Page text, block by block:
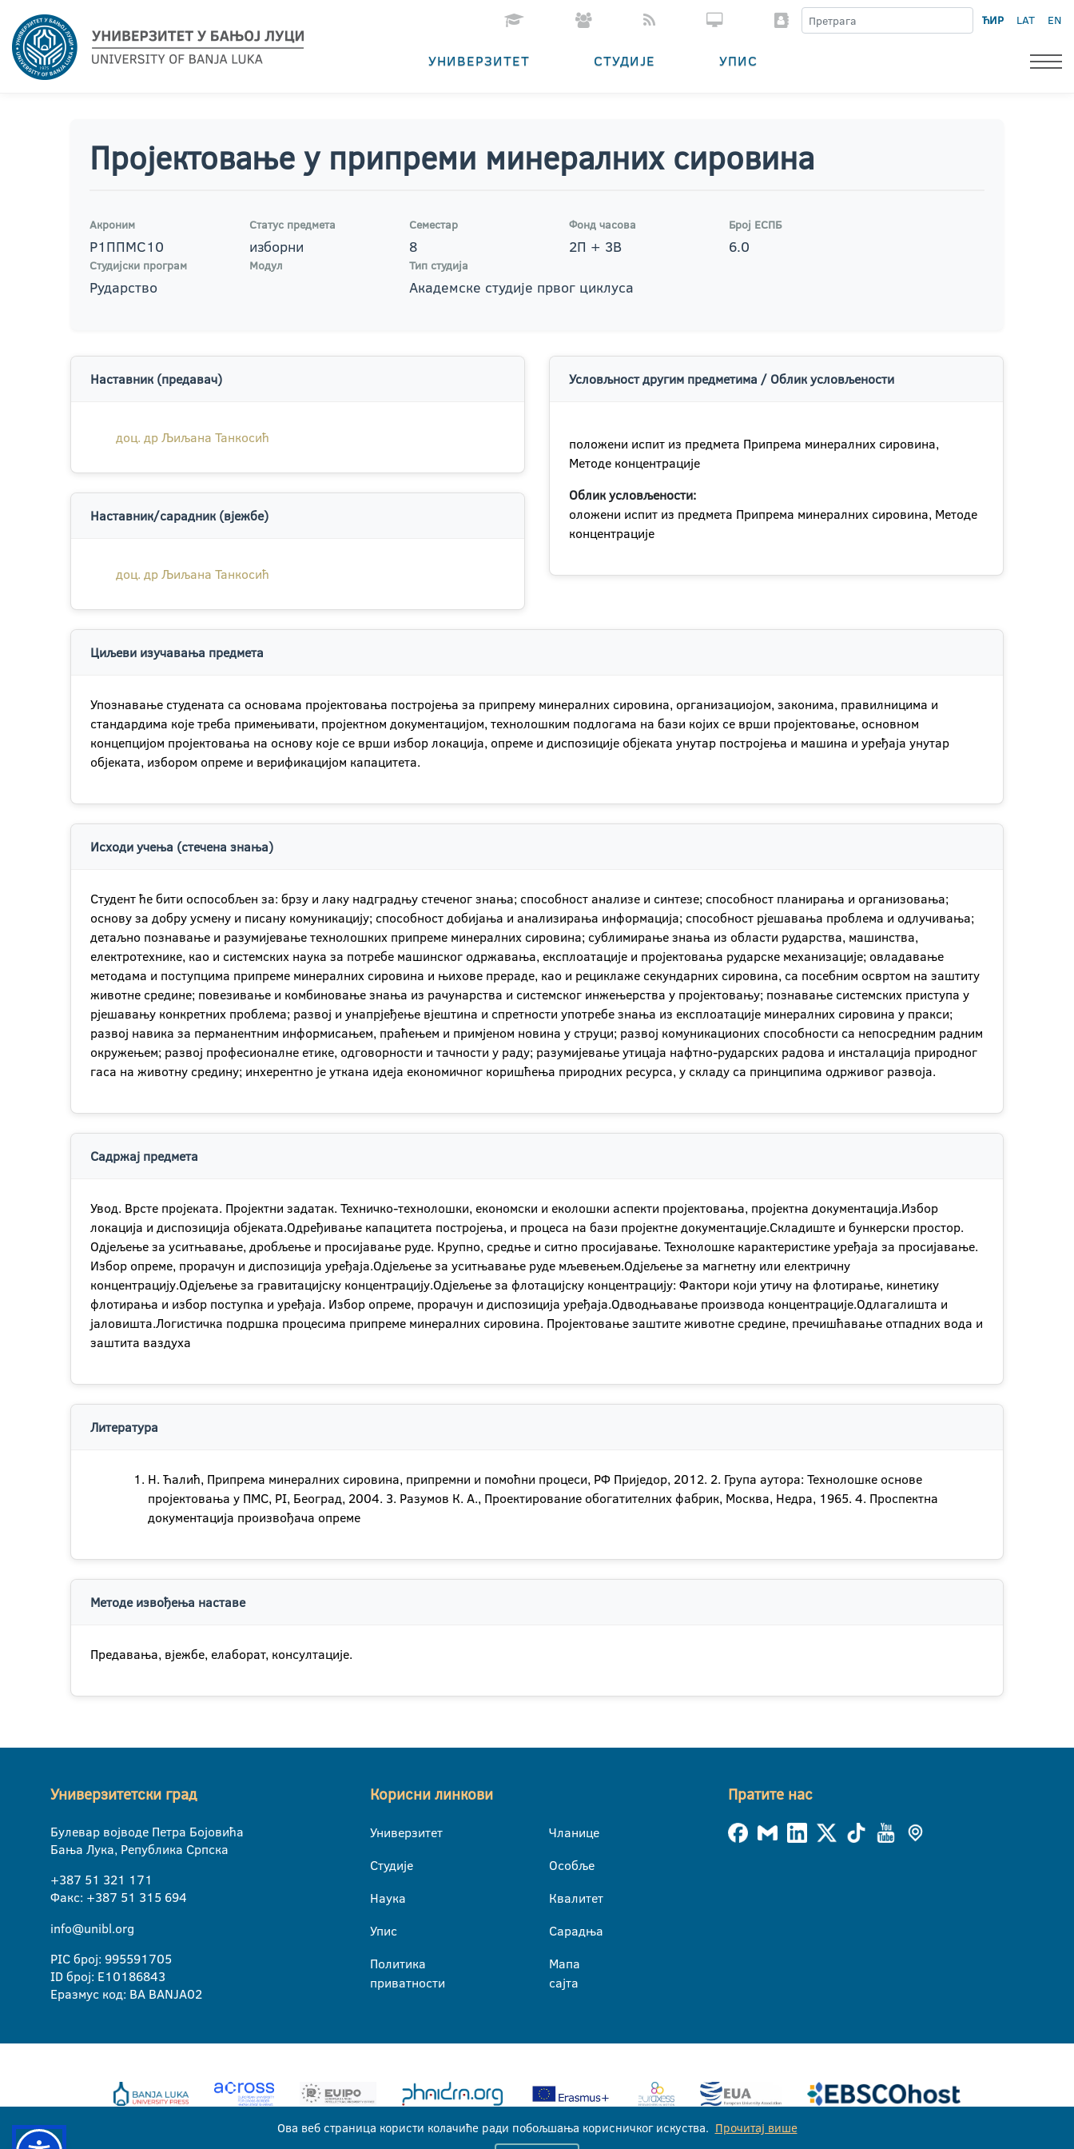
ЋИР LAT EN
УНИВЕРЗИТЕТ СТУДИЈЕ УПИС
Пројектовање у припреми минералних сировина
Акроним
Р1ППМС10
Статус предмета
изборни
Семестар
8
Фонд часова
2П + 3В
Број ЕСПБ
6.0
Студијски програм
Рударство
Модул Тип студија
Академске студије првог циклуса
Наставник (предавач)
доц. др Љиљана Танкосић
Наставник/сарадник (вјежбе)
доц. др Љиљана Танкосић
Условљност другим предметима / Облик условљености
положени испит из предмета Припрема минералних сировина,
Методе концентрације
Облик условљености:
оложени испит из предмета Припрема минералних сировина, Методе
концентрације
Циљеви изучавања предмета
Упознавање студената са основама пројектовања постројења за припрему минералних сировина, организациојом, законима, правилницима и
стандардима које треба примењивати, пројектном документацијом, технолошким подлогама на бази којих се врши пројектовање, основном
концепцијом пројектовања на основу које се врши избор локација, опреме и диспозиције објеката унутар постројења и машина и уређаја унутар
објеката, избором опреме и верификацијом капацитета.
Исходи учења (стечена знања)
Студент ће бити оспособљен за: брзу и лаку надградњу стеченог знања; способност анализе и синтезе; способност планирања и организовања;
основу за добру усмену и писану комуникацију; способност добијања и анализирања информација; способност рјешавања проблема и одлучивања;
детаљно познавање и разумијевање технолошких припреме минералних сировина; сублимирање знања из области рударства, машинства,
електротехнике, као и системских наука за потребе машинског одржавања, експлоатације и пројектовања рударске механизације; овладавање
методама и поступцима припреме минералних сировина и њихове прераде, као и рециклаже секундарних сировина, са посебним освртом на заштиту
животне средине; повезивање и комбиновање знања из рачунарства и системског инжењерства у пројектовању; познавање системских приступа у
рјешавању конкретних проблема; развој и унапрјеђење вјештина и спретности употребе знања из експлоатације минералних сировина у пракси;
развој навика за перманентним информисањем, праћењем и примјеном новина у струци; развој комуникационих способности са непосредним радним
окружењем; развој професионалне етике, одговорности и тачности у раду; разумијевање утицаја нафтно-рударских радова и инсталација природног
гаса на животну средину; инхерентно је уткана идеја економичног коришћења природних ресурса, у складу са принципима одрживог развоја.
Садржај предмета
Увод. Врсте пројеката. Пројектни задатак. Техничко-технолошки, економски и еколошки аспекти пројектовања, пројектна документација.Избор
локација и диспозиција објеката.Одређивање капацитета постројења, и процеса на бази пројектне документације.Складиште и бункерски простор.
Одјељење за уситњавање, дробљење и просијавање руде. Крупно, средње и ситно просијавање. Технолошке карактеристике уређаја за просијавање.
Избор опреме, прорачун и диспозиција уређаја.Одјељење за уситњавање руде мљевењем.Одјељење за магнетну или електричну
концентрацију.Одјељење за гравитацијску концентрацију.Одјељење за флотацијску концентрацију: Фактори који утичу на флотирање, кинетику
флотирања и избор поступка и уређаја. Избор опреме, прорачун и диспозиција уређаја.Одводњавање производа концентрације.Одлагалишта и
јаловишта.Логистичка подршка процесима припреме минералних сировина. Пројектовање заштите животне средине, пречишћавање отпадних вода и
заштита ваздуха
Литература
Н. Ћалић, Припрема минералних сировина, припремни и помоћни процеси, РФ Приједор, 2012. 2. Група аутора: Технолошке основе
пројектовања у ПМС, РI, Београд, 2004. 3. Разумов К. А., Проектирование обогатителних фабрик, Москва, Недра, 1965. 4. Проспектна
документација произвођача опреме
Методе извођења наставе
Предавања, вјежбе, елаборат, консултације.
Универзитетски град
Булевар војводе Петра Бојовића
Бања Лука, Република Српска
+387 51 321 171
Факс: +387 51 315 694
info@unibl.org
PIC број: 995591705
ID број: E10186843
Еразмус код: BA BANJA02
Корисни линкови
Универзитет
Студије
Наука
Упис
Политика
приватности
Чланице
Особље
Квалитет
Сарадња
Мапа
сајта
Пратите нас
Ова веб страница користи колачиће ради побољшања корисничког искуства. Прочитај више